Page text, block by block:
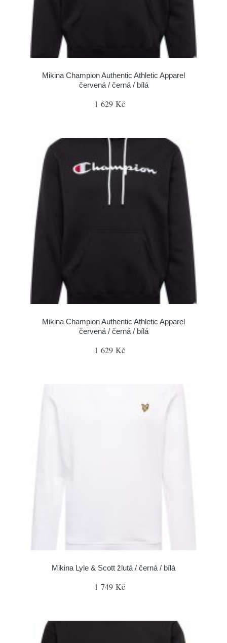
Mikina Champion Authentic Athletic Apparel
červená / černá / bílá
1 629 Kč
Mikina Champion Authentic Athletic Apparel
červená / černá / bílá
1 629 Kč
Mikina Lyle & Scott žlutá / černá / bílá
1 749 Kč